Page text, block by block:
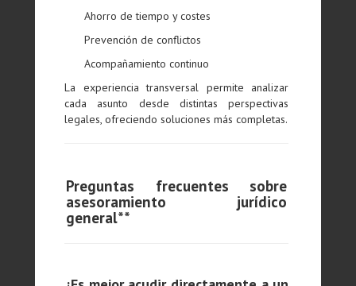
Ahorro de tiempo y costes
Prevención de conflictos
Acompañamiento continuo
La experiencia transversal permite analizar
cada asunto desde distintas perspectivas
legales, ofreciendo soluciones más completas.
Preguntas frecuentes sobre
asesoramiento jurídico
general**